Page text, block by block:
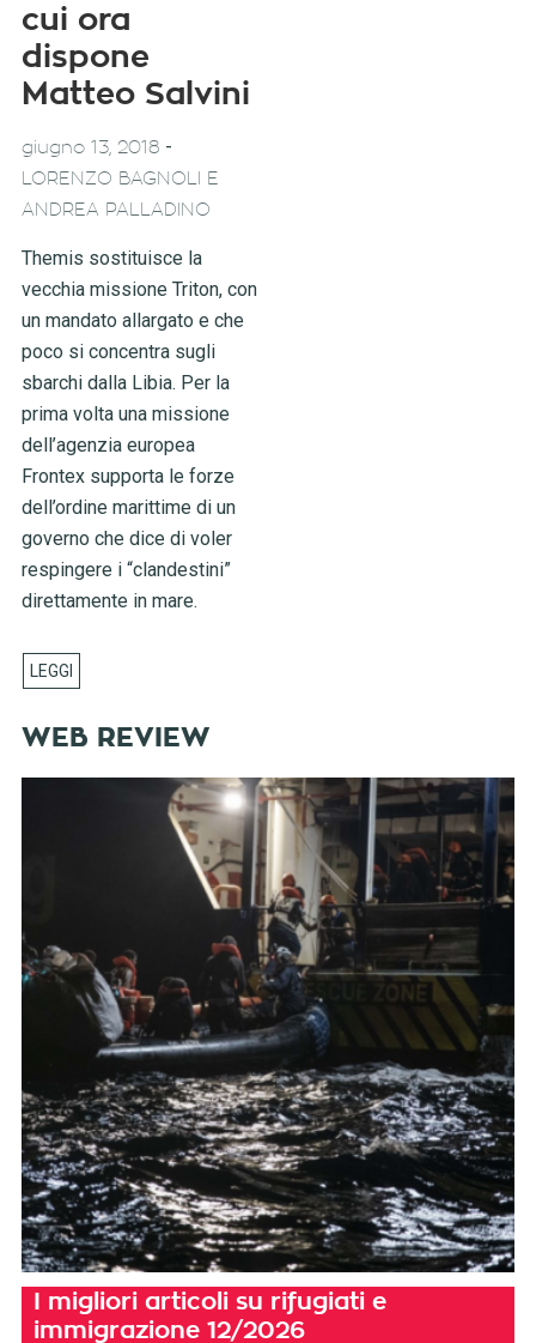
cui ora
dispone
Matteo Salvini
giugno 13, 2018 -
LORENZO BAGNOLI E
ANDREA PALLADINO
Themis sostituisce la
vecchia missione Triton, con
un mandato allargato e che
poco si concentra sugli
sbarchi dalla Libia. Per la
prima volta una missione
dell’agenzia europea
Frontex supporta le forze
dell’ordine marittime di un
governo che dice di voler
respingere i “clandestini”
direttamente in mare.
WEB REVIEW
I migliori articoli su rifugiati e
immigrazione 12/2026